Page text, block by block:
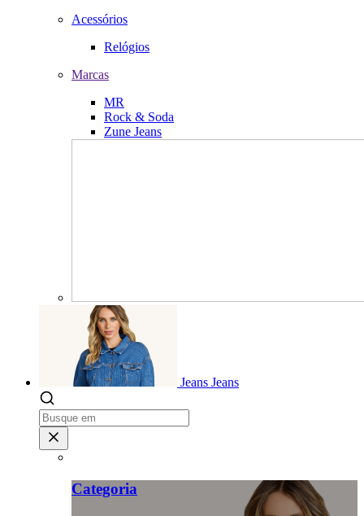
Acessórios
Relógios
Marcas
MR
Rock & Soda
Zune Jeans
Jeans Jeans
Categoria